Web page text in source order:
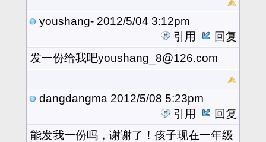
youshang- 2012/5/04 3:12pm
引用
回复
发一份给我吧youshang_8@126.com
dangdangma 2012/5/08 5:23pm
引用
回复
能发我一份吗，谢谢了！孩子现在一年级